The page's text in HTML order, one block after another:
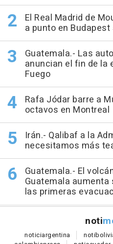
El Real Madrid de
a punto en
Guatemala.- Las
anuncian el fin de la
Fuego
Rafa Jódar barre a
octavos en Montreal
Irán.- Qalibaf a la
necesitamos más
Guatemala.- El
Guatemala
las primeras
noti
noticiargentina noti